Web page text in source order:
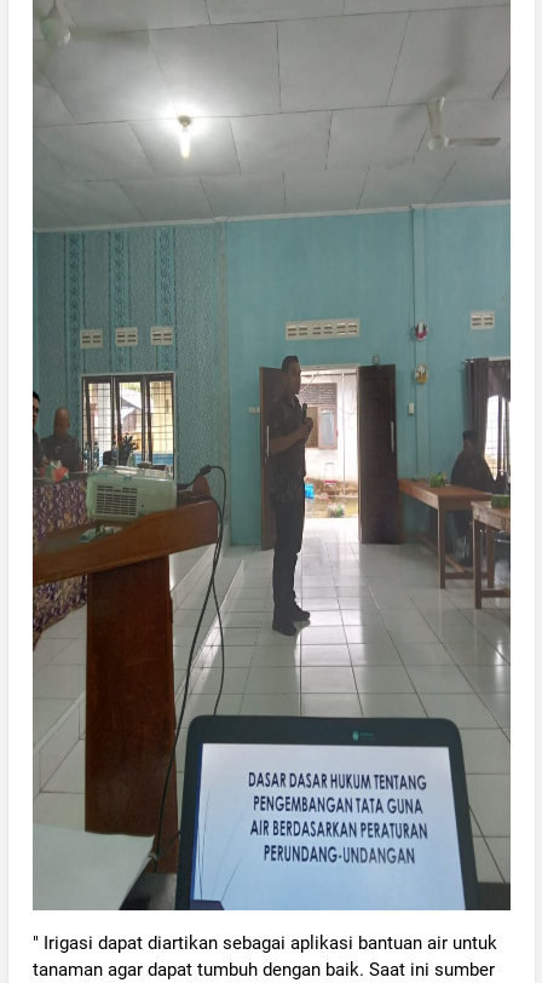
" Irigasi dapat diartikan sebagai aplikasi bantuan air untuk
tanaman agar dapat tumbuh dengan baik. Saat ini sumber